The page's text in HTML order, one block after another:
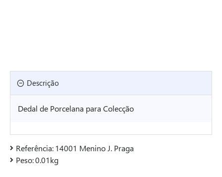
Descrição
Dedal de Porcelana para Colecção
Referência:14001 Menino J. Praga
Peso:0.01kg